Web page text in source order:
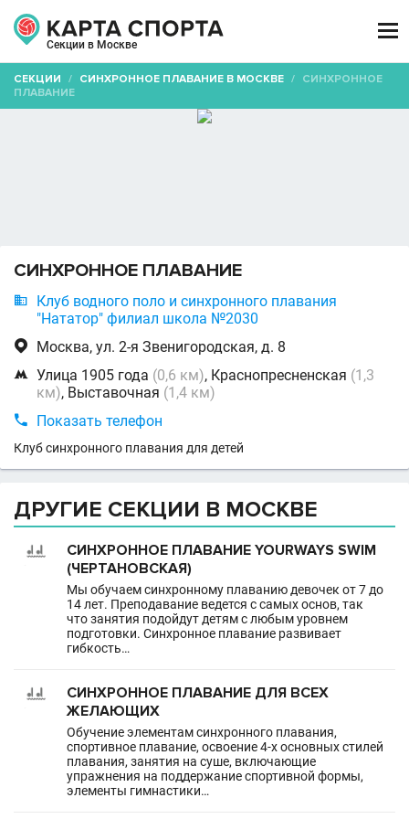
Секции в Москве

СЕКЦИИ / СИНХРОННОЕ ПЛАВАНИЕ В МОСКВЕ / СИНХРОННОЕ
ПЛАВАНИЕ
СИНХРОННОЕ ПЛАВАНИЕ

Клуб водного поло и синхронного плавания
"Нататор" филиал школа №2030
 Москва, ул. 2-я Звенигородская, д. 8
 Улица 1905 года (0,6 км), Краснопресненская (1,3
км), Выставочная (1,4 км)
 Показать телефон
Клуб синхронного плавания для детей
ДРУГИЕ СЕКЦИИ В МОСКВЕ
СИНХРОННОЕ ПЛАВАНИЕ YOURWAYS SWIM
(ЧЕРТАНОВСКАЯ)
Мы обучаем синхронному плаванию девочек от 7 до
14 лет. Преподавание ведется с самых основ, так
что занятия подойдут детям с любым уровнем
подготовки. Синхронное плавание развивает
гибкость…
СИНХРОННОЕ ПЛАВАНИЕ ДЛЯ ВСЕХ
ЖЕЛАЮЩИХ
Обучение элементам синхронного плавания,
спортивное плавание, освоение 4-х основных стилей
плавания, занятия на суше, включающие
упражнения на поддержание спортивной формы,
элементы гимнастики…